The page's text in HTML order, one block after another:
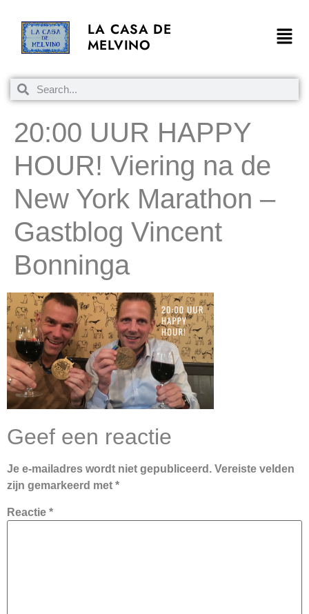
LA CASA DE
MELVINO
20:00 UUR HAPPY
HOUR! Viering na de
New York Marathon –
Gastblog Vincent
Bonninga
Geef een reactie
Je e-mailadres wordt niet gepubliceerd. Vereiste velden
zijn gemarkeerd met *
Reactie *